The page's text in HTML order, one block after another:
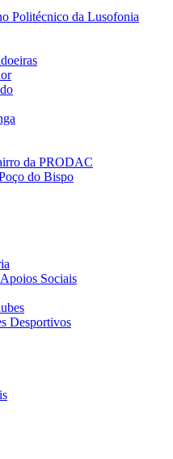
Politécnico da Lusofonia
da PRODAC
do Bispo
Sociais
Desportivos